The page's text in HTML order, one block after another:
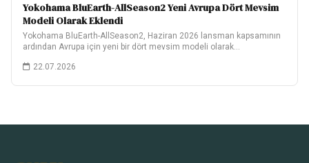
Yokohama BluEarth-AllSeason2 Yeni Avrupa Dört Mevsim
Modeli Olarak Eklendi
Yokohama BluEarth-AllSeason2, Haziran 2026 lansman kapsamının
ardından Avrupa için yeni bir dört mevsim modeli olarak…
22.07.2026